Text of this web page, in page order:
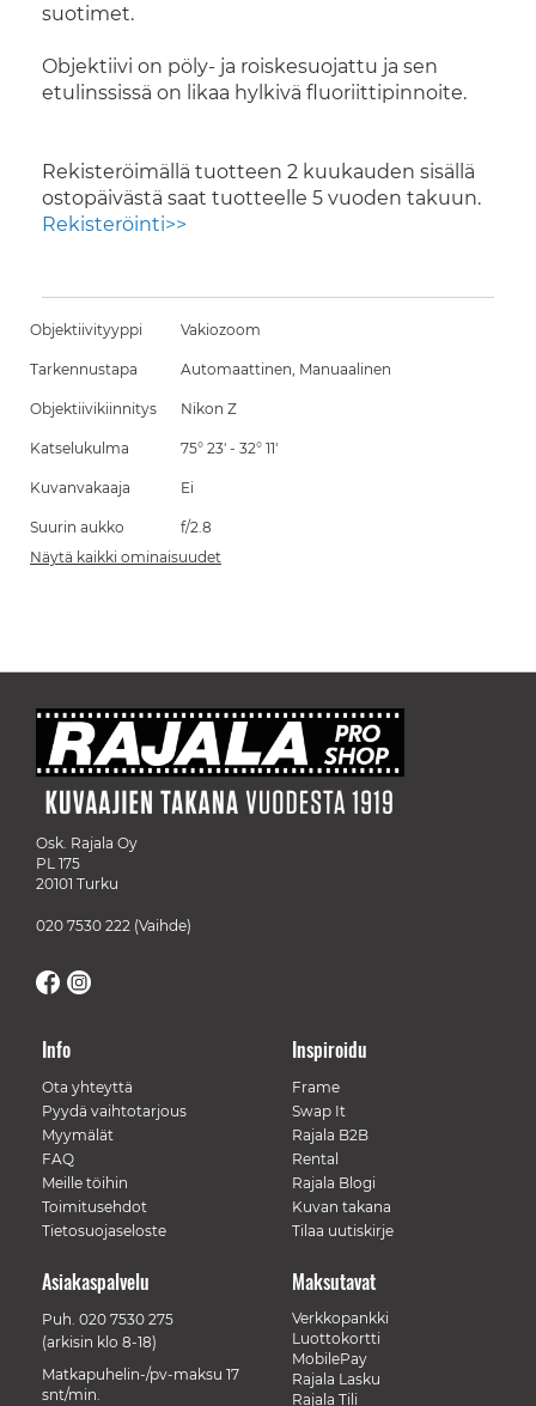
suotimet.
Objektiivi on pöly- ja roiskesuojattu ja sen
etulinssissä on likaa hylkivä fluoriittipinnoite.
Rekisteröimällä tuotteen 2 kuukauden sisällä
ostopäivästä saat tuotteelle 5 vuoden takuun.
Rekisteröinti>>
Objektiivityyppi Vakiozoom
Tarkennustapa Automaattinen, Manuaalinen
Objektiivikiinnitys Nikon Z
Katselukulma 75° 23' - 32° 11'
Kuvanvakaaja Ei
Suurin aukko
f/2.8
Näytä kaikki ominaisuudet
Osk. Rajala Oy
PL 175
20101 Turku
020 7530 222 (Vaihde)
Info
Ota yhteyttä
Pyydä vaihtotarjous
Myymälät
FAQ
Meille töihin
Toimitusehdot
Tietosuojaseloste
Inspiroidu
Frame
Swap It
Rajala B2B
Rental
Rajala Blogi
Kuvan takana
Tilaa uutiskirje
Maksutavat
Verkkopankki
Luottokortti
MobilePay
Rajala Lasku
Rajala Tili
Asiakaspalvelu
Puh. 020 7530 275
(arkisin klo 8-18)
Matkapuhelin-/pv-maksu 17
snt/min.